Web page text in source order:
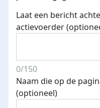
Laat een bericht
actievoerder
0/150
Naam die op de
(optioneel)